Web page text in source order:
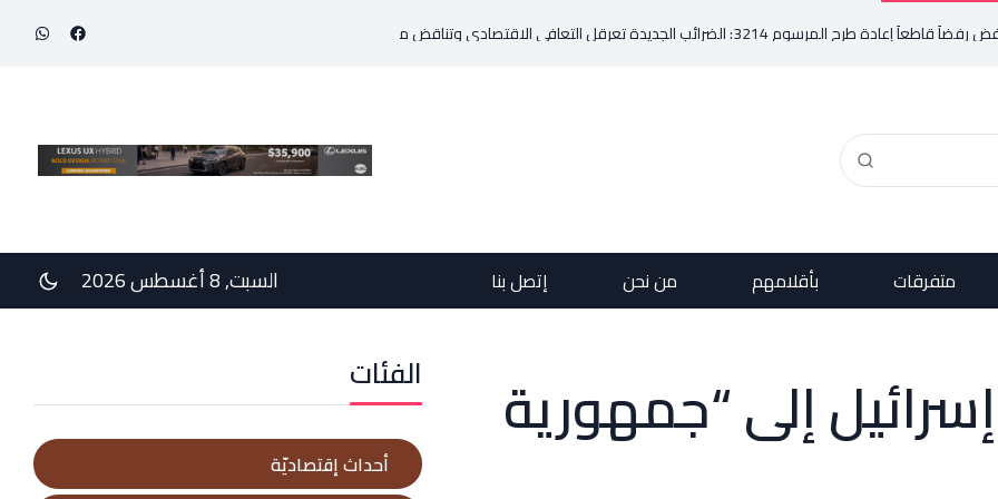
الجديدة تعرقل التعافي الاقتصادي وتناقض مبدأ الشراكة إنجاز طبي استثنائي ينقذ حياة مولود خديج بوزن 800 غرام!
متفرقات بأقلامهم من نحن إتصل بنا السبت, 8 أغسطس 2026
إلى “جمهورية الفئات
أحداث إقتصاديّة